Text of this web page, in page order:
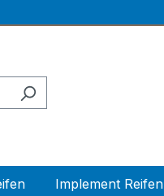
Implement Reifen